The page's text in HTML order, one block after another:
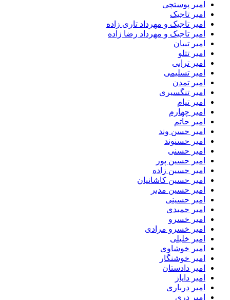
امیر پوستچی
امیر تاجیک
امیر تاجیک و مهرداد تاری زاده
امیر تاجیک و مهرداد رضا زاده
امیر تبیان
امیر تتلو
امیر ترابی
امیر تسلیمی
امیر تمدن
امیر تنگسیری
امیر تیام
امیر چهارم
امیر حاتم
امیر حسن وند
امیر حسنوند
امیر حسنی
امیر حسین پور
امیر حسین زاده
امیر حسین کاشانیان
امیر حسین مدبر
امیر حسینی
امیر حمیدی
امیر خسرو
امیر خسرو مرادی
امیر خلیلی
امیر خوشاوی
امیر خوشنگار
امیر دادستان
امیر دایاز
امیر درباری
امیر دری